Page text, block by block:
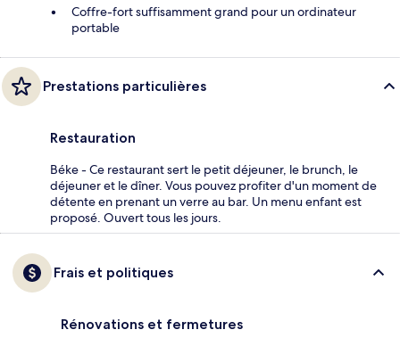
Coffre-fort suffisamment grand pour un ordinateur
portable
Prestations particulières
Restauration
Béke - Ce restaurant sert le petit déjeuner, le brunch, le
déjeuner et le dîner. Vous pouvez profiter d'un moment de
détente en prenant un verre au bar. Un menu enfant est
proposé. Ouvert tous les jours.
Frais et politiques
Rénovations et fermetures